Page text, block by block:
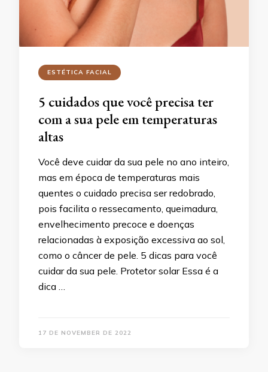
ESTÉTICA FACIAL
5 cuidados que você precisa ter
com a sua pele em temperaturas
altas
Você deve cuidar da sua pele no ano inteiro,
mas em época de temperaturas mais
quentes o cuidado precisa ser redobrado,
pois facilita o ressecamento, queimadura,
envelhecimento precoce e doenças
relacionadas à exposição excessiva ao sol,
como o câncer de pele. 5 dicas para você
cuidar da sua pele. Protetor solar Essa é a
dica …
17 DE NOVEMBER DE 2022